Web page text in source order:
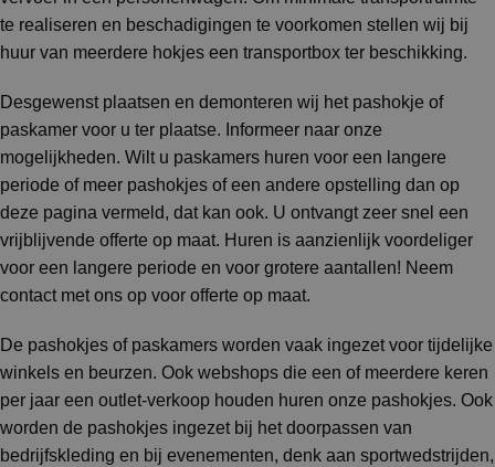
te realiseren en beschadigingen te voorkomen stellen wij bij
huur van meerdere hokjes een transportbox ter beschikking.
Desgewenst plaatsen en demonteren wij het pashokje of
paskamer voor u ter plaatse. Informeer naar onze
mogelijkheden. Wilt u paskamers huren voor een langere
periode of meer pashokjes of een andere opstelling dan op
deze pagina vermeld, dat kan ook. U ontvangt zeer snel een
vrijblijvende offerte op maat. Huren is aanzienlijk voordeliger
voor een langere periode en voor grotere aantallen! Neem
contact met ons op voor offerte op maat.
De pashokjes of paskamers worden vaak ingezet voor tijdelijke
winkels en beurzen. Ook webshops die een of meerdere keren
per jaar een outlet-verkoop houden huren onze pashokjes. Ook
worden de pashokjes ingezet bij het doorpassen van
bedrijfskleding en bij evenementen, denk aan sportwedstrijden,